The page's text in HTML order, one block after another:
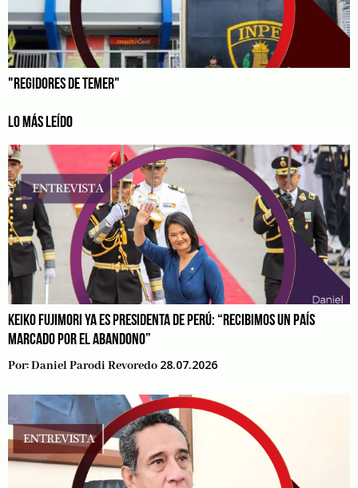
"REGIDORES DE TEMER"
LO MÁS LEÍDO
KEIKO FUJIMORI YA ES PRESIDENTA DE PERÚ: “RECIBIMOS UN PAÍS
MARCADO POR EL ABANDONO”
Por:Daniel Parodi Revoredo 28.07.2026